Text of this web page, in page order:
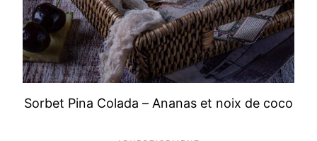
Sorbet Pina Colada – Ananas et noix de coco